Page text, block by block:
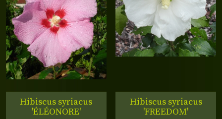
Hibiscus syriacus
'ÉLÉONORE'
Hibiscus syriacus
'FREEDOM'